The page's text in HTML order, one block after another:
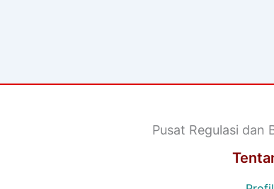
Pusat Regulasi dan